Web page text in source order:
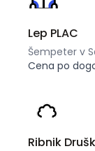
Lep PLAC
Šempeter v
Cena po
Ribnik